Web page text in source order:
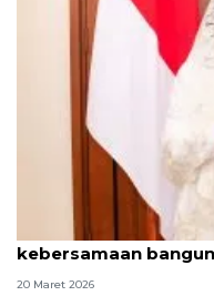
Ketua DPR: Lebaran
kebersamaan
20 Maret 2026